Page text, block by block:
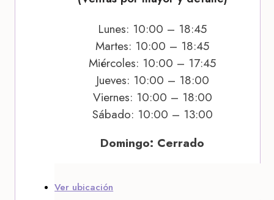
Lunes: 10:00 – 18:45
Martes: 10:00 – 18:45
Miércoles: 10:00 – 17:45
Jueves: 10:00 – 18:00
Viernes: 10:00 – 18:00
Sábado: 10:00 – 13:00
Domingo: Cerrado
Ver ubicación